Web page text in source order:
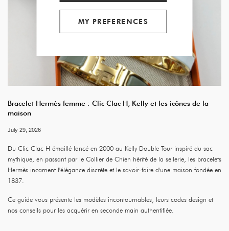
MY PREFERENCES
Bracelet Hermès femme : Clic Clac H, Kelly et les icônes de la
maison
July 29, 2026
Du Clic Clac H émaillé lancé en 2000 au Kelly Double Tour inspiré du sac
mythique, en passant par le Collier de Chien hérité de la sellerie, les bracelets
Hermès incarnent l'élégance discrète et le savoir-faire d'une maison fondée en
1837.
Ce guide vous présente les modèles incontournables, leurs codes design et
nos conseils pour les acquérir en seconde main authentifiée.